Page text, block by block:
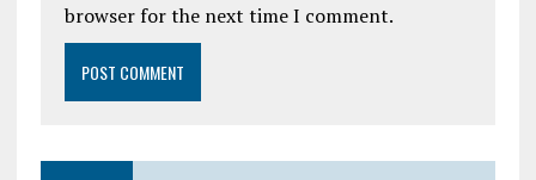
browser for the next time I comment.